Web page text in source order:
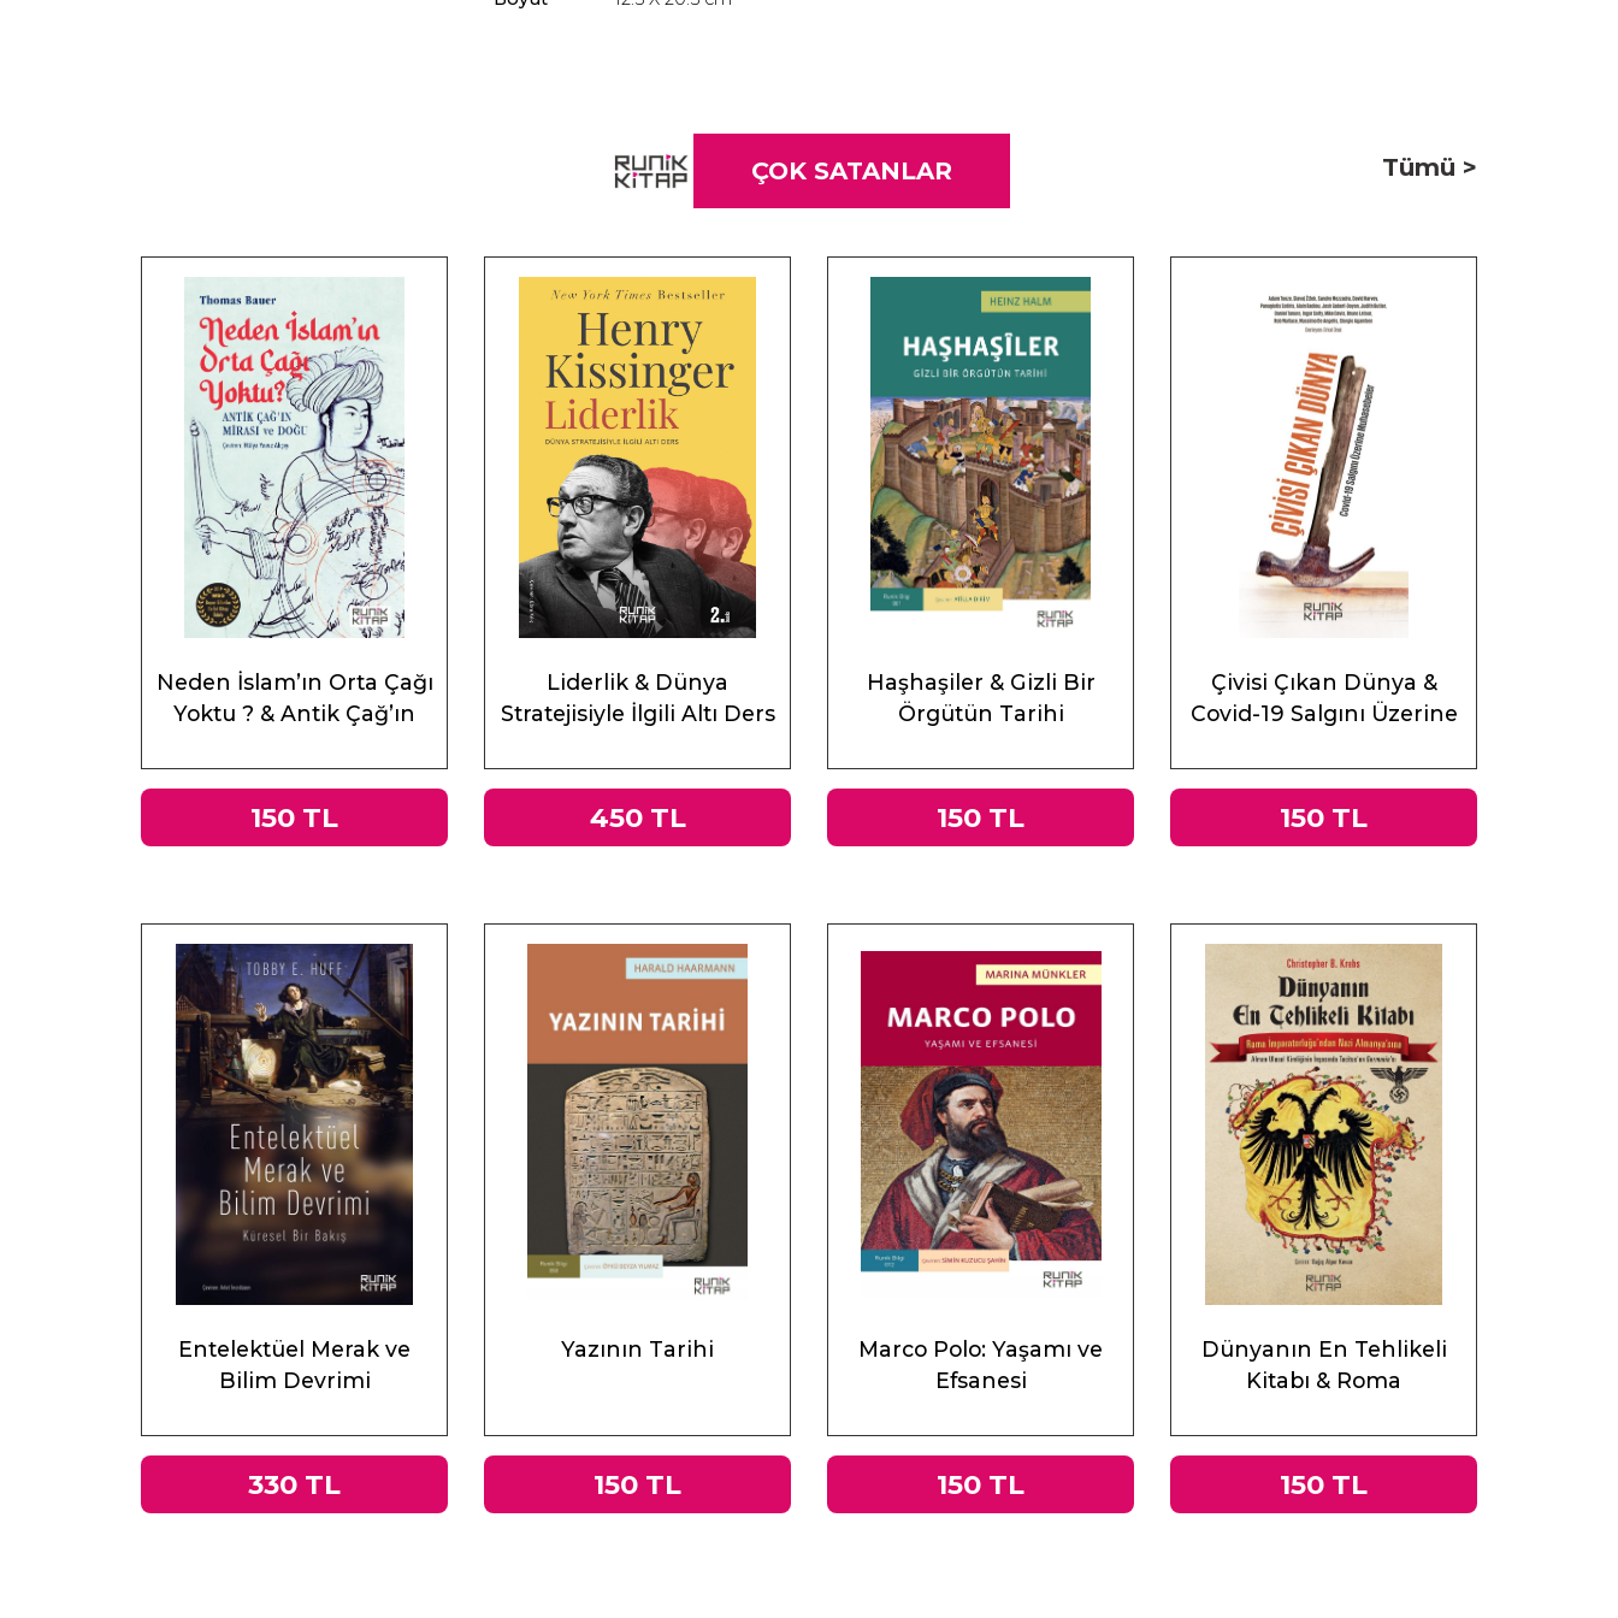
ÇOK SATANLAR Tümü >
Neden İslam’ın Orta Çağı
Yoktu ? & Antik Çağ’ın
150 TL
Liderlik & Dünya
Stratejisiyle İlgili Altı Ders
450 TL
Haşhaşiler & Gizli Bir
Örgütün Tarihi
150 TL
Çivisi Çıkan Dünya &
Covid-19 Salgını Üzerine
150 TL
Entelektüel Merak ve
Bilim Devrimi
330 TL
Yazının Tarihi
150 TL
Marco Polo: Yaşamı ve
Efsanesi
150 TL
Dünyanın En Tehlikeli
Kitabı & Roma
Almanyası’na Tacitus’un
Germania’sı
150 TL